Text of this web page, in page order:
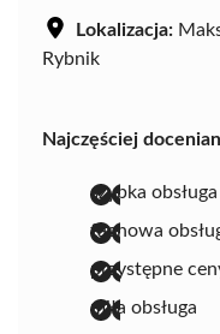
Lokalizacja:
Rybnik
Najczęściej
szybka obsługa
fachowa
przystępne
miła obsługa